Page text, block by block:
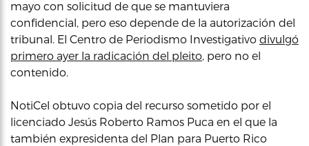
mayo con solicitud de que se mantuviera
confidencial, pero eso depende de la autorización del
tribunal. El Centro de Periodismo Investigativo divulgó
primero ayer la radicación del pleito, pero no el
contenido.
NotiCel obtuvo copia del recurso sometido por el
licenciado Jesús Roberto Ramos Puca en el que la
también expresidenta del Plan para Puerto Rico